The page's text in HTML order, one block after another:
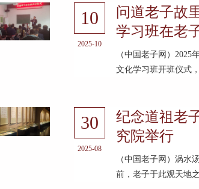
10
2025-10
问道老子故
学习班在老
（中国老子网）2025
文化学习班开班仪式
30
2025-08
纪念道祖老
究院举行
（中国老子网）涡水
前，老子于此观天地